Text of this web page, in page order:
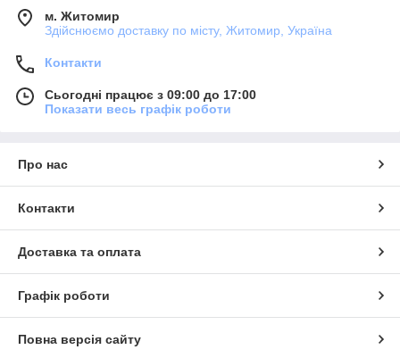
м. Житомир
Здійснюємо доставку по місту, Житомир, Україна
Контакти
Сьогодні працює з 09:00 до 17:00
Показати весь графік роботи
Про нас
Контакти
Доставка та оплата
Графік роботи
Повна версія сайту